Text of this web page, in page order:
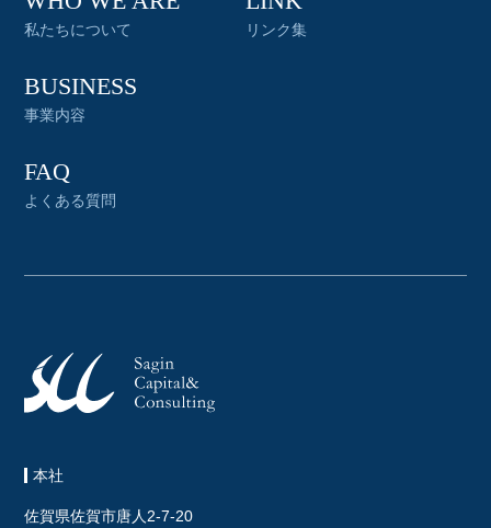
本社
佐賀県佐賀市唐人2-7-20
私たちについて
BUSINESS
事業内容
FAQ
よくある質問
リンク集